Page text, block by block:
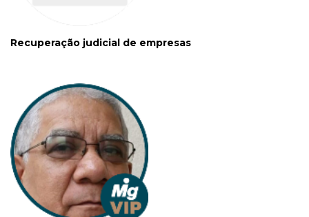
Recuperação judicial de empresas